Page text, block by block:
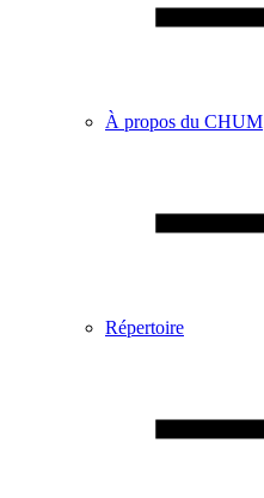
À propos du CHUM
Répertoire